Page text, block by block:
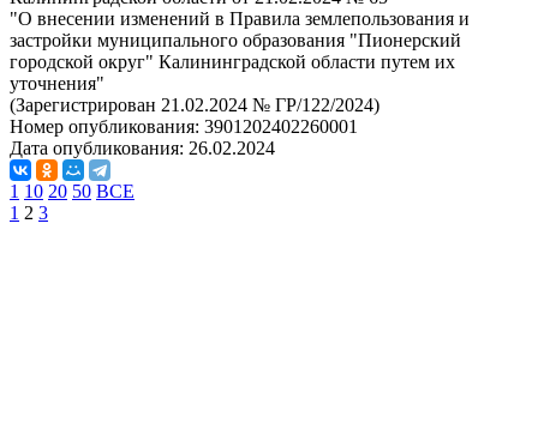
"О внесении изменений в Правила землепользования и
застройки муниципального образования "Пионерский
городской округ" Калининградской области путем их
уточнения"
(Зарегистрирован 21.02.2024 № ГР/122/2024)
Номер опубликования: 3901202402260001
Дата опубликования: 26.02.2024
1 10 20 50 ВСЕ
1 2 3